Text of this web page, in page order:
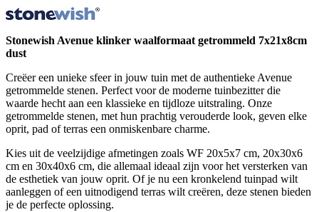
Stonewish Avenue klinker waalformaat getrommeld 7x21x8cm
dust
Creëer een unieke sfeer in jouw tuin met de authentieke Avenue
getrommelde stenen. Perfect voor de moderne tuinbezitter die
waarde hecht aan een klassieke en tijdloze uitstraling. Onze
getrommelde stenen, met hun prachtig verouderde look, geven elke
oprit, pad of terras een onmiskenbare charme.
Kies uit de veelzijdige afmetingen zoals WF 20x5x7 cm, 20x30x6
cm en 30x40x6 cm, die allemaal ideaal zijn voor het versterken van
de esthetiek van jouw oprit. Of je nu een kronkelend tuinpad wilt
aanleggen of een uitnodigend terras wilt creëren, deze stenen bieden
je de perfecte oplossing.